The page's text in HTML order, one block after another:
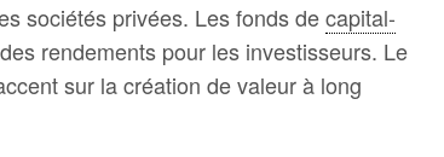
sociétés privées. Les fonds decapital-
rendements pour les investisseurs. Le
sur la création de valeur à long